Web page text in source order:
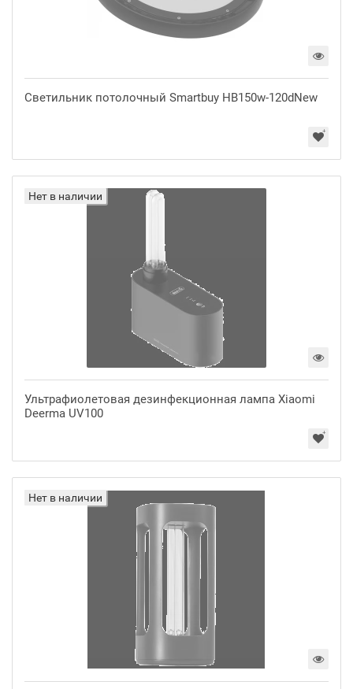
Светильник потолочный Smartbuy HB150w-120dNew
Нет в наличии
Ультрафиолетовая дезинфекционная лампа Xiaomi
Deerma UV100
Нет в наличии